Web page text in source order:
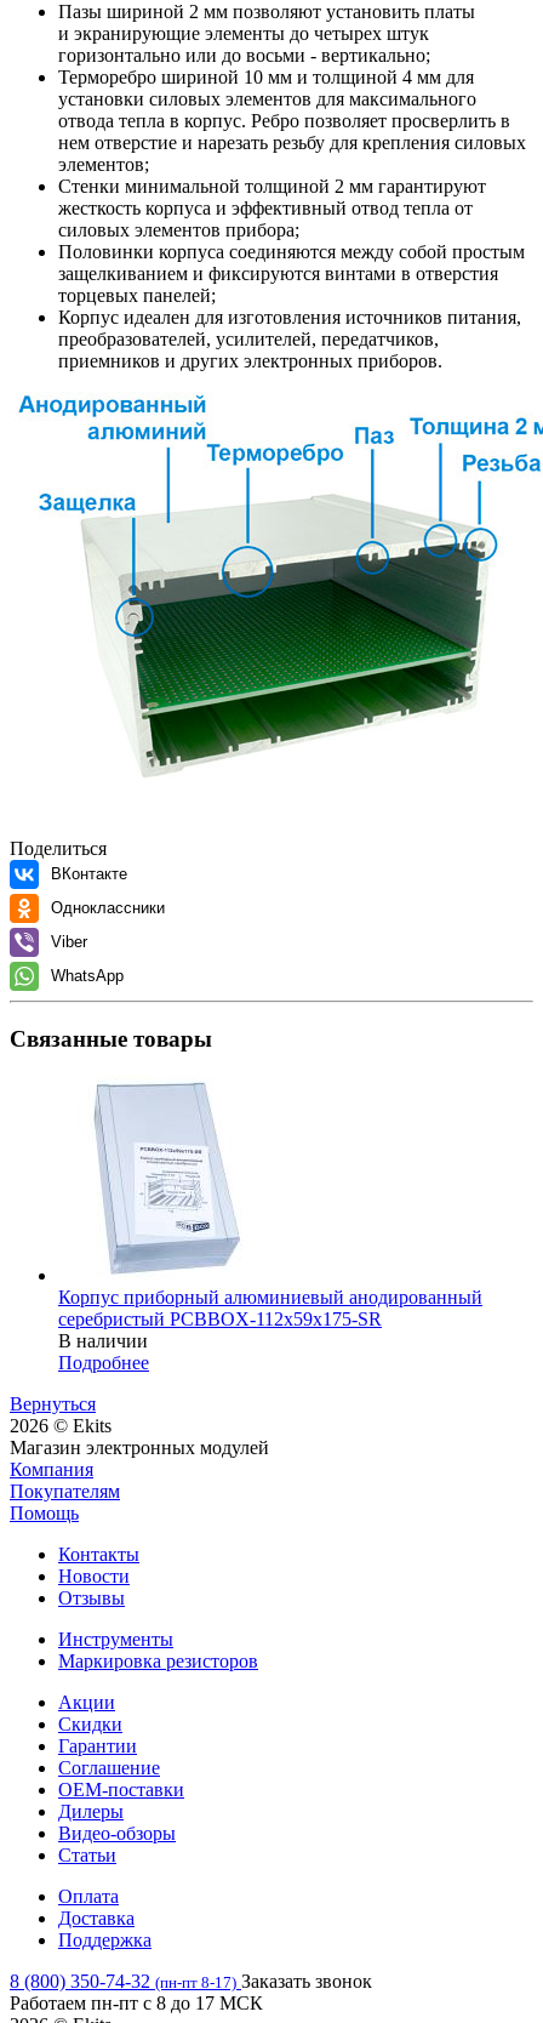
Пазы шириной 2 мм позволяют установить платы
и экранирующие элементы до четырех штук
горизонтально или до восьми - вертикально;
Терморебро шириной 10 мм и толщиной 4 мм для
установки силовых элементов для максимального
отвода тепла в корпус. Ребро позволяет просверлить в
нем отверстие и нарезать резьбу для крепления силовых
элементов;
Стенки минимальной толщиной 2 мм гарантируют
жесткость корпуса и эффективный отвод тепла от
силовых элементов прибора;
Половинки корпуса соединяются между собой простым
защелкиванием и фиксируются винтами в отверстия
торцевых панелей;
Корпус идеален для изготовления источников питания,
преобразователей, усилителей, передатчиков,
приемников и других электронных приборов.
Поделиться
ВКонтакте
Одноклассники
Viber
WhatsApp
Связанные товары
Корпус приборный алюминиевый анодированный
серебристый PCBBOX-112x59x175-SR
В наличии
Подробнее
Вернуться
2026 © Ekits
Магазин электронных модулей
Компания
Покупателям
Помощь
Контакты
Новости
Отзывы
Инструменты
Маркировка резисторов
Акции
Скидки
Гарантии
Соглашение
OEM-поставки
Дилеры
Видео-обзоры
Статьи
Оплата
Доставка
Поддержка
8 (800) 350-74-32 (пн-пт 8-17) Заказать звонок
Работаем пн-пт с 8 до 17 МСК